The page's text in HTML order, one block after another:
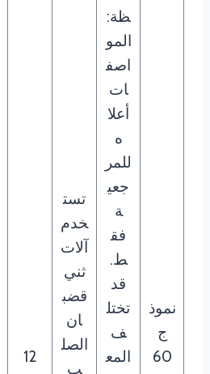
نموذ
ج
60
ظة:
المو
اصف
ات
أعلا
ه
للمر
جعي
ة
فق
ط.
قد
تختل
ف
المع
تست
خدم
آلات
ثني
قضب
ان
الصل
ب
12